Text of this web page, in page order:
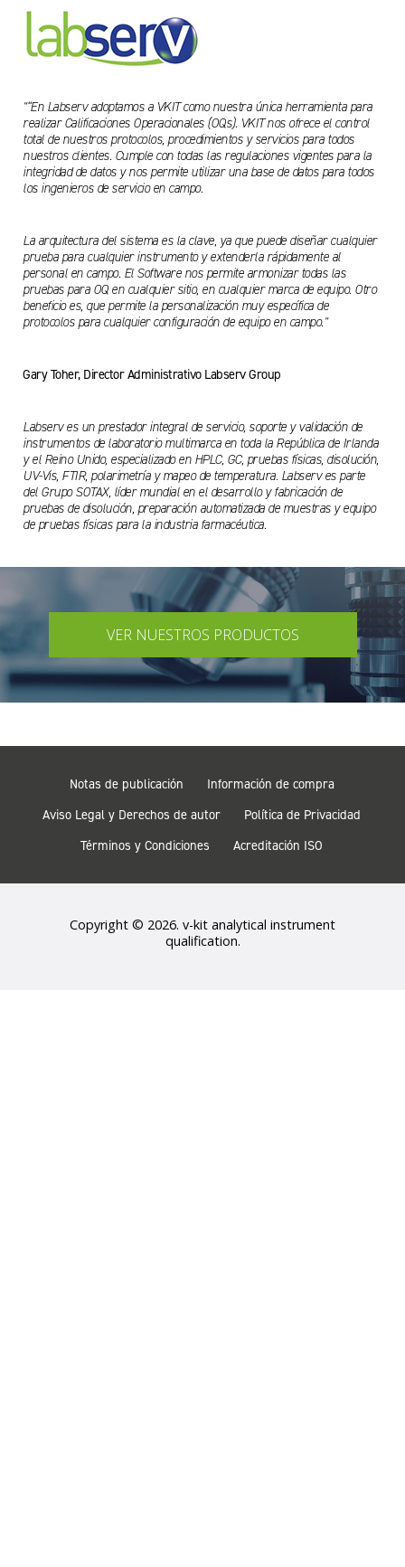
"“En Labserv adoptamos a VKIT como nuestra única herramienta para
realizar Calificaciones Operacionales (OQs). VKIT nos ofrece el control
total de nuestros protocolos, procedimientos y servicios para todos
nuestros clientes. Cumple con todas las regulaciones vigentes para la
integridad de datos y nos permite utilizar una base de datos para todos
los ingenieros de servicio en campo.
La arquitectura del sistema es la clave, ya que puede diseñar cualquier
prueba para cualquier instrumento y extenderla rápidamente al
personal en campo. El Software nos permite armonizar todas las
pruebas para OQ en cualquier sitio, en cualquier marca de equipo. Otro
beneficio es, que permite la personalización muy específica de
protocolos para cualquier configuración de equipo en campo."
Gary Toher, Director Administrativo Labserv Group
Labserv es un prestador integral de servicio, soporte y validación de
instrumentos de laboratorio multimarca en toda la República de Irlanda
y el Reino Unido, especializado en HPLC, GC, pruebas físicas, disolución,
UV-Vis, FTIR, polarimetría y mapeo de temperatura. Labserv es parte
del Grupo SOTAX, líder mundial en el desarrollo y fabricación de
pruebas de disolución, preparación automatizada de muestras y equipo
de pruebas físicas para la industria farmacéutica.
VER NUESTROS PRODUCTOS
Notas de publicación
Información de compra
Aviso Legal y Derechos de autor
Política de Privacidad
Términos y Condiciones
Acreditación ISO
Copyright © 2026. v-kit analytical instrument
qualification.